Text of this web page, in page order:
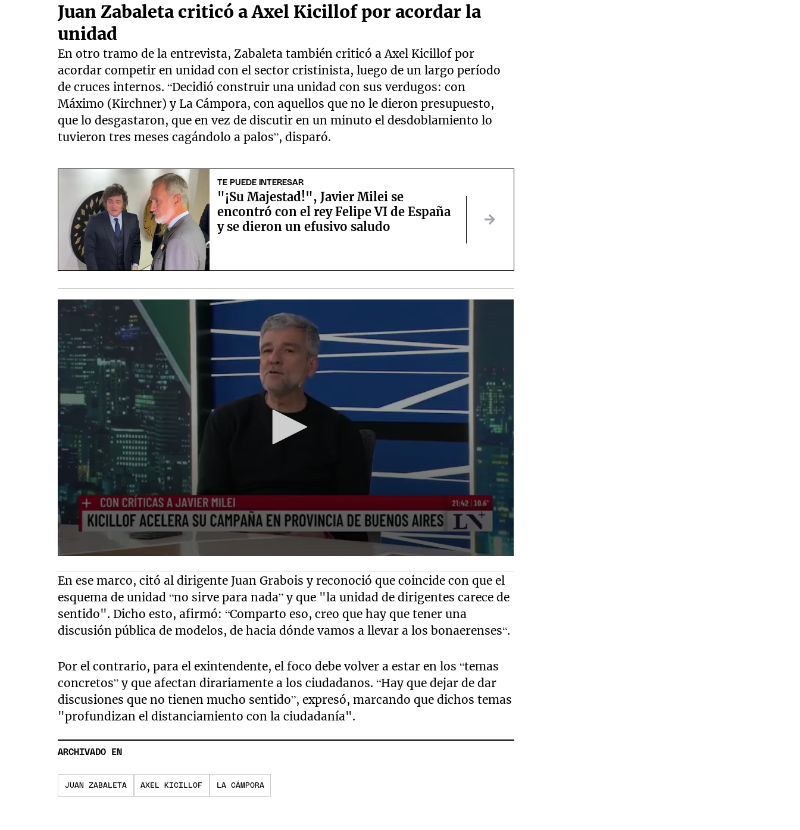
Juan Zabaleta criticó a Axel Kicillof por acordar la
unidad
En otro tramo de la entrevista, Zabaleta también criticó a Axel Kicillof por
acordar competir en unidad con el sector cristinista, luego de un largo período
de cruces internos. “Decidió construir una unidad con sus verdugos: con
Máximo (Kirchner) y La Cámpora, con aquellos que no le dieron presupuesto,
que lo desgastaron, que en vez de discutir en un minuto el desdoblamiento lo
tuvieron tres meses cagándolo a palos”, disparó.
TE PUEDE INTERESAR
"¡Su Majestad!", Javier Milei se
encontró con el rey Felipe VI de España
y se dieron un efusivo saludo
En ese marco, citó al dirigente Juan Grabois y reconoció que coincide con que el
esquema de unidad “no sirve para nada” y que "la unidad de dirigentes carece de
sentido". Dicho esto, afirmó: “Comparto eso, creo que hay que tener una
discusión pública de modelos, de hacia dónde vamos a llevar a los bonaerenses“.
Por el contrario, para el exintendente, el foco debe volver a estar en los “temas
concretos” y que afectan dirariamente a los ciudadanos. “Hay que dejar de dar
discusiones que no tienen mucho sentido”, expresó, marcando que dichos temas
"profundizan el distanciamiento con la ciudadanía".
ARCHIVADO EN
JUAN ZABALETA AXEL KICILLOF LA CÁMPORA